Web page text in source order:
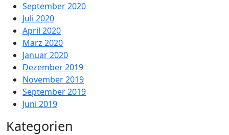
September 2020
Juli 2020
April 2020
März 2020
Januar 2020
Dezember 2019
November 2019
September 2019
Juni 2019
Kategorien